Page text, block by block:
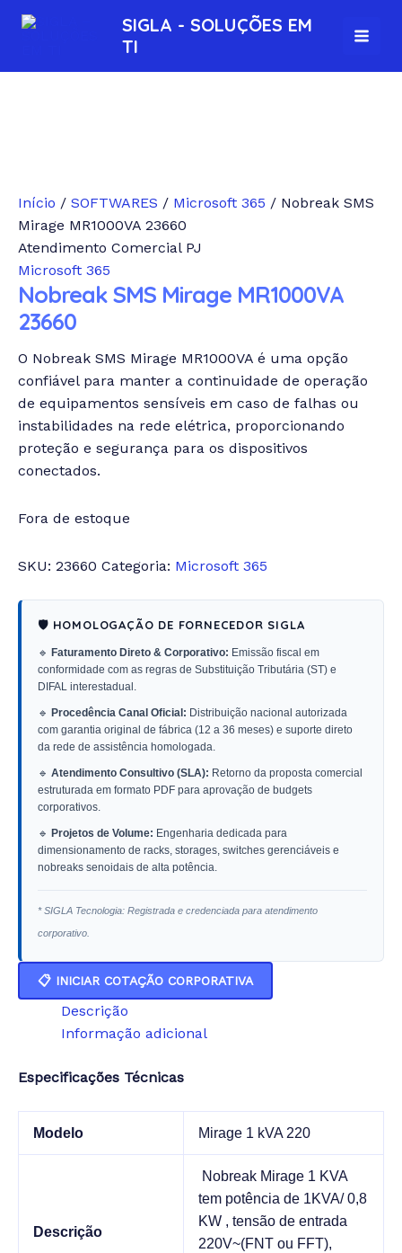
para
conteúdo
SIGLA - SOLUÇÕES EM
TI
Início / SOFTWARES / Microsoft 365 / Nobreak SMS
Mirage MR1000VA 23660
Atendimento Comercial PJ
Microsoft 365
Nobreak SMS Mirage MR1000VA
23660
O Nobreak SMS Mirage MR1000VA é uma opção
confiável para manter a continuidade de operação
de equipamentos sensíveis em caso de falhas ou
instabilidades na rede elétrica, proporcionando
proteção e segurança para os dispositivos
conectados.
Fora de estoque
SKU: 23660 Categoria: Microsoft 365
🛡️ HOMOLOGAÇÃO DE FORNECEDOR SIGLA
🔹 Faturamento Direto & Corporativo: Emissão fiscal em
conformidade com as regras de Substituição Tributária (ST) e
DIFAL interestadual.
🔹 Procedência Canal Oficial: Distribuição nacional autorizada
com garantia original de fábrica (12 a 36 meses) e suporte direto
da rede de assistência homologada.
🔹 Atendimento Consultivo (SLA): Retorno da proposta comercial
estruturada em formato PDF para aprovação de budgets
corporativos.
🔹 Projetos de Volume: Engenharia dedicada para
dimensionamento de racks, storages, switches gerenciáveis e
nobreaks senoidais de alta potência.
* SIGLA Tecnologia: Registrada e credenciada para atendimento
corporativo.
📋 INICIAR COTAÇÃO CORPORATIVA
Descrição
Informação adicional
Especificações Técnicas
Modelo Mirage 1 kVA 220
Descrição
Nobreak Mirage 1 KVA
tem potência de 1KVA/ 0,8
KW , tensão de entrada
220V~(FNT ou FFT),